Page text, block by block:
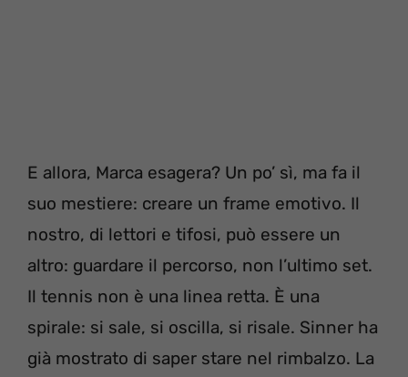
E allora, Marca esagera? Un po’ sì, ma fa il
suo mestiere: creare un frame emotivo. Il
nostro, di lettori e tifosi, può essere un
altro: guardare il percorso, non l’ultimo set.
Il tennis non è una linea retta. È una
spirale: si sale, si oscilla, si risale. Sinner ha
già mostrato di saper stare nel rimbalzo. La